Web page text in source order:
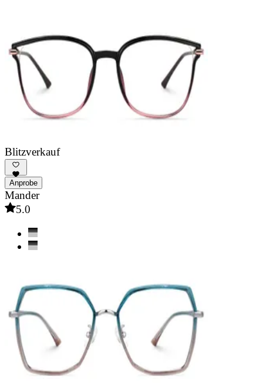
Blitzverkauf
Anprobe
Mander
5.0